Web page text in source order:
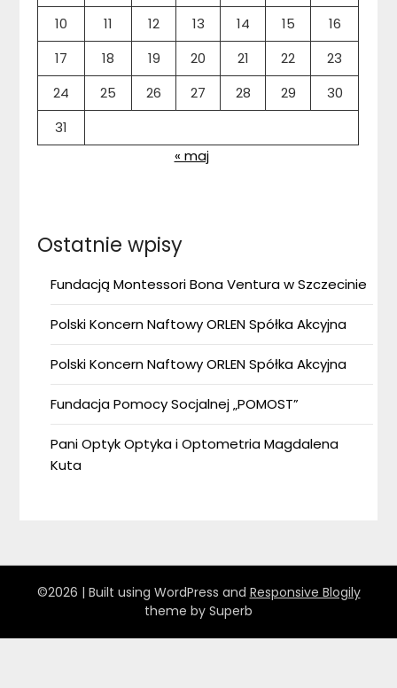
10
11 12 13 14 15
16
17
18 19 20 21 22
23
24
25 26 27 28 29
30
31
« maj
Ostatnie wpisy
Fundacją Montessori Bona Ventura w Szczecinie
Polski Koncern Naftowy ORLEN Spółka Akcyjna
Polski Koncern Naftowy ORLEN Spółka Akcyjna
Fundacja Pomocy Socjalnej „POMOST”
Pani Optyk Optyka i Optometria Magdalena
Kuta
©2026 | Built using WordPress and Responsive Blogily
theme by Superb